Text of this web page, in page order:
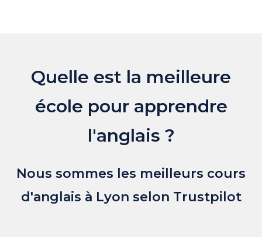
Quelle est la meilleure
école pour apprendre
l'anglais ?
Nous sommes les meilleurs cours
d'anglais à Lyon selon Trustpilot